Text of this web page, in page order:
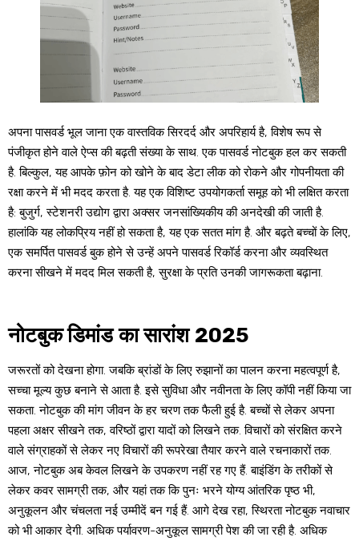
अपना पासवर्ड भूल जाना एक वास्तविक सिरदर्द और अपरिहार्य है, विशेष रूप से
पंजीकृत होने वाले ऐप्स की बढ़ती संख्या के साथ. एक पासवर्ड नोटबुक हल कर सकती
है. बिल्कुल, यह आपके फ़ोन को खोने के बाद डेटा लीक को रोकने और गोपनीयता की
रक्षा करने में भी मदद करता है. यह एक विशिष्ट उपयोगकर्ता समूह को भी लक्षित करता
है: बुजुर्ग, स्टेशनरी उद्योग द्वारा अक्सर जनसांख्यिकीय की अनदेखी की जाती है.
हालांकि यह लोकप्रिय नहीं हो सकता है, यह एक सतत मांग है. और बढ़ते बच्चों के लिए,
एक समर्पित पासवर्ड बुक होने से उन्हें अपने पासवर्ड रिकॉर्ड करना और व्यवस्थित
करना सीखने में मदद मिल सकती है, सुरक्षा के प्रति उनकी जागरूकता बढ़ाना.
नोटबुक डिमांड का सारांश 2025
जरूरतों को देखना होगा. जबकि ब्रांडों के लिए रुझानों का पालन करना महत्वपूर्ण है,
सच्चा मूल्य कुछ बनाने से आता है. इसे सुविधा और नवीनता के लिए कॉपी नहीं किया जा
सकता. नोटबुक की मांग जीवन के हर चरण तक फैली हुई है. बच्चों से लेकर अपना
पहला अक्षर सीखने तक, वरिष्ठों द्वारा यादों को लिखने तक. विचारों को संरक्षित करने
वाले संग्राहकों से लेकर नए विचारों की रूपरेखा तैयार करने वाले रचनाकारों तक.
आज, नोटबुक अब केवल लिखने के उपकरण नहीं रह गए हैं. बाइंडिंग के तरीकों से
लेकर कवर सामग्री तक, और यहां तक ​​कि पुनः भरने योग्य आंतरिक पृष्ठ भी,
अनुकूलन और चंचलता नई उम्मीदें बन गई हैं. आगे देख रहा, स्थिरता नोटबुक नवाचार
को भी आकार देगी. अधिक पर्यावरण-अनुकूल सामग्री पेश की जा रही है. अधिक